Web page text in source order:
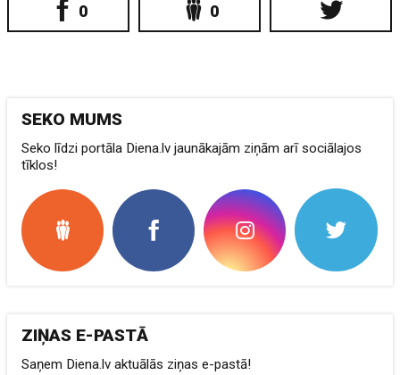
0 0
SEKO MUMS
Seko līdzi portāla Diena.lv jaunākajām ziņām arī sociālajos
tīklos!
ZIŅAS E-PASTĀ
Saņem Diena.lv aktuālās ziņas e-pastā!